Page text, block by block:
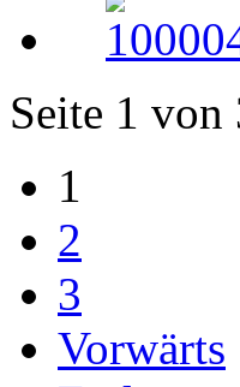
Seite 1 von
1
2
3
Vorwärts